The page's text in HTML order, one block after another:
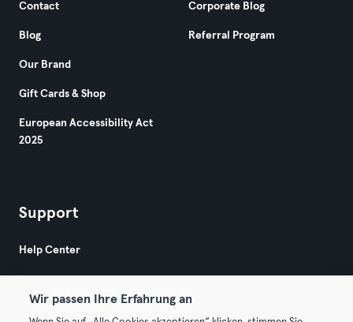
Contact
Blog
Our Brand
Gift Cards & Shop
European Accessibility Act
2025
Corporate Blog
Referral Program
Support
Help Center
Wir passen Ihre Erfahrung an